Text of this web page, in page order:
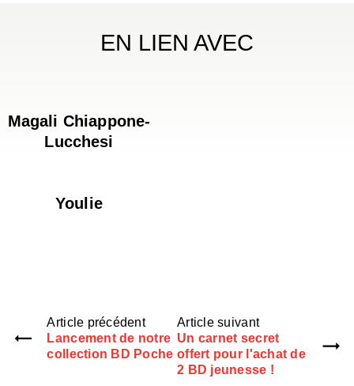
EN LIEN AVEC
Magali Chiappone-
Lucchesi
Youlie
Article précédent
Lancement de notre
collection BD Poche
Article suivant
Un carnet secret
offert pour l'achat de
2 BD jeunesse !